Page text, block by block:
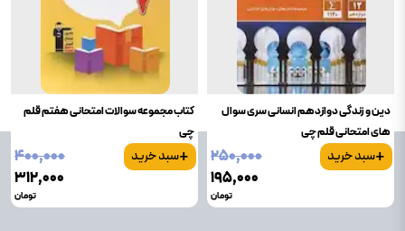
دین و زندگی دوازدهم انسانی سری سوال
های امتحانی قلم چی
+سبد خرید
۲۵۰٬۰۰۰
۱۹۵٬۰۰۰
تومان
کتاب مجموعه سوالات امتحانی هفتم قلم
چی
+سبد خرید
۴۰۰٬۰۰۰
۳۱۲٬۰۰۰
تومان